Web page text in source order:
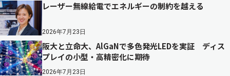
レーザー無線給電でエネルギーの制約を越える
2026年7月23日
阪大と立命大、AlGaNで多色発光LEDを実証 ディス
プレイの小型・高精密化に期待
2026年7月23日